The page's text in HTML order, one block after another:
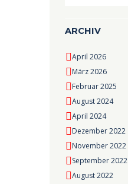
ARCHIV
April 2026
März 2026
Februar 2025
August 2024
April 2024
Dezember 2022
November 2022
September 2022
August 2022